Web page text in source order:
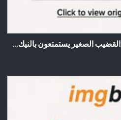
الصغير يستمتعون بالنيك...